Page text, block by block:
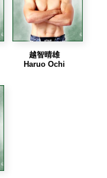
越智晴雄
Haruo Ochi